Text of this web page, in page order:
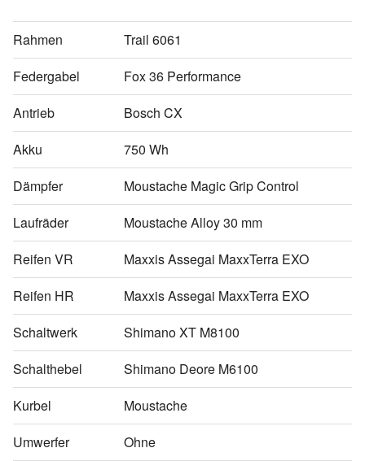
Rahmen
Trail 6061
Federgabel
Fox 36 Performance
Antrieb
Bosch CX
Akku
750 Wh
Dämpfer
Moustache Magic Grip Control
Laufräder
Moustache Alloy 30 mm
Reifen VR
Maxxis Assegai MaxxTerra EXO
Reifen HR
Maxxis Assegai MaxxTerra EXO
Schaltwerk
Shimano XT M8100
Schalthebel
Shimano Deore M6100
Kurbel
Moustache
Umwerfer
Ohne